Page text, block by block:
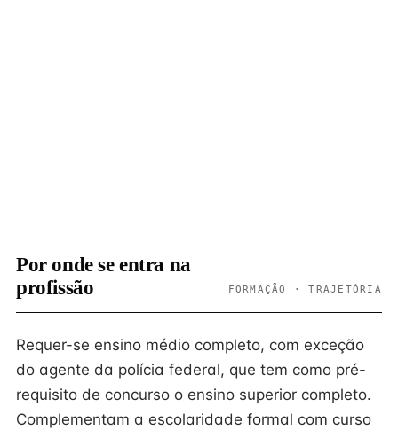
Por onde se entra na
profissão
FORMAÇÃO · TRAJETÓRIA
Requer-se ensino médio completo, com exceção
do agente da polícia federal, que tem como pré-
requisito de concurso o ensino superior completo.
Complementam a escolaridade formal com curso